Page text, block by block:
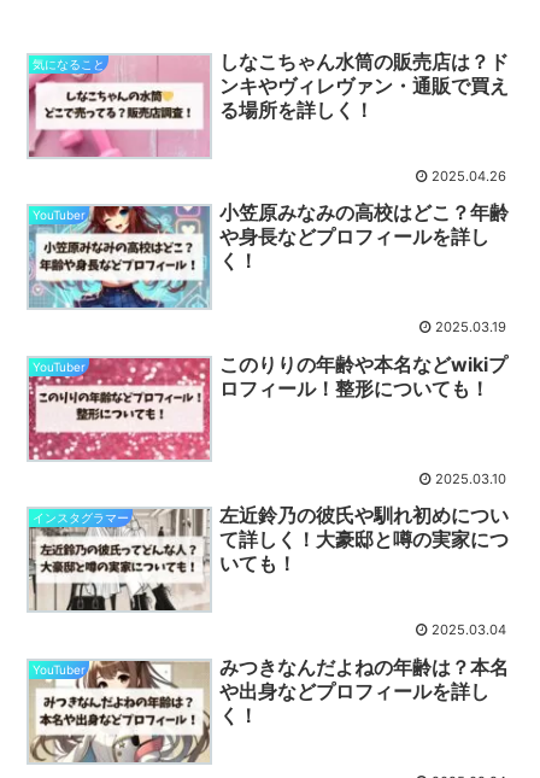
気になること
しなこちゃん水筒の販売店は？ド
ンキやヴィレヴァン・通販で買え
る場所を詳しく！
2025.04.26
YouTuber
小笠原みなみの高校はどこ？年齢
や身長などプロフィールを詳し
く！
2025.03.19
YouTuber
このりりの年齢や本名などwikiプ
ロフィール！整形についても！
2025.03.10
インスタグラマー
左近鈴乃の彼氏や馴れ初めについ
て詳しく！大豪邸と噂の実家につ
いても！
2025.03.04
YouTuber
みつきなんだよねの年齢は？本名
や出身などプロフィールを詳し
く！